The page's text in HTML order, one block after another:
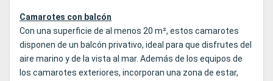
Camarotes con balcón
Con una superficie de al menos 20 m², estos camarotes
disponen de un balcón privativo, ideal para que disfrutes del
aire marino y de la vista al mar. Además de los equipos de
los camarotes exteriores, incorporan una zona de estar,